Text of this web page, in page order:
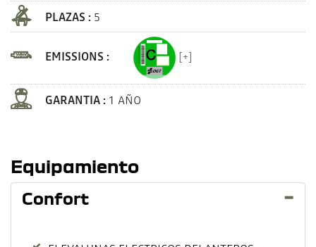
PLAZAS : 5
EMISSIONS : [+]
GARANTIA : 1 AÑO
Equipamiento
Confort